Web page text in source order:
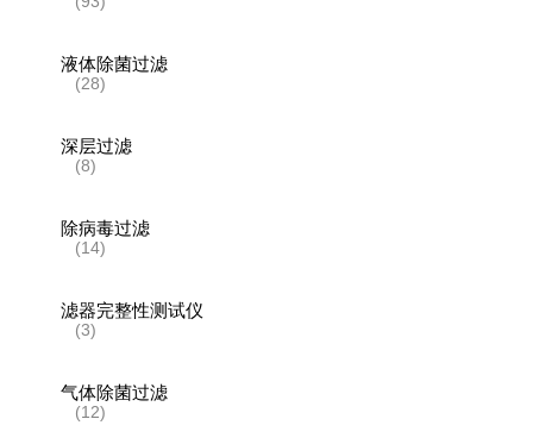
液体除菌过滤
(28)
深层过滤
(8)
除病毒过滤
(14)
滤器完整性测试仪
(3)
气体除菌过滤
(12)